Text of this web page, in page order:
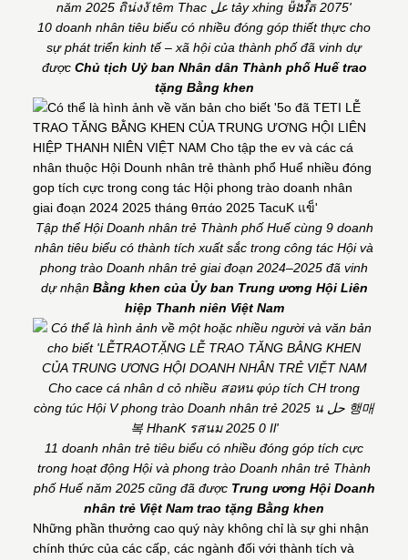
10 doanh nhân tiêu biểu có nhiều đóng góp thiết thực cho
sự phát triển kinh tế – xã hội của thành phố đã vinh dự
được Chủ tịch Uỷ ban Nhân dân Thành phố Huế trao
tặng Bằng khen
Tập thể Hội Doanh nhân trẻ Thành phố Huế cùng 9 doanh
nhân tiêu biểu có thành tích xuất sắc trong công tác Hội và
phong trào Doanh nhân trẻ giai đoạn 2024–2025 đã vinh
dự nhận Bằng khen của Ủy ban Trung ương Hội Liên
hiệp Thanh niên Việt Nam
11 doanh nhân trẻ tiêu biểu có nhiều đóng góp tích cực
trong hoạt động Hội và phong trào Doanh nhân trẻ Thành
phố Huế năm 2025 cũng đã được Trung ương Hội Doanh
nhân trẻ Việt Nam trao tặng Bằng khen
Những phần thưởng cao quý này không chỉ là sự ghi nhận
chính thức của các cấp, các ngành đối với thành tích và